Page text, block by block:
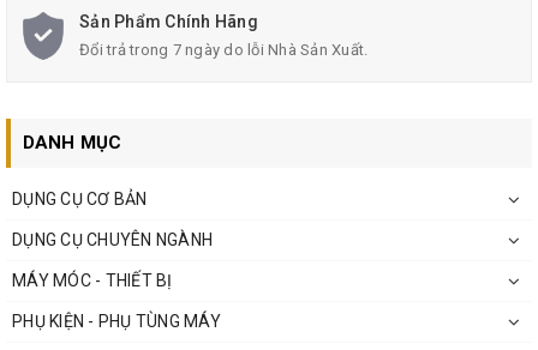
Sản Phẩm Chính Hãng
Đổi trả trong 7 ngày do lỗi Nhà Sản Xuất.
DANH MỤC
DỤNG CỤ CƠ BẢN
DỤNG CỤ CHUYÊN NGÀNH
MÁY MÓC - THIẾT BỊ
PHỤ KIỆN - PHỤ TÙNG MÁY